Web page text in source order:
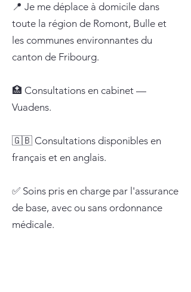
📍 Je me déplace à domicile dans
toute la région de Romont, Bulle et
les communes environnantes du
canton de Fribourg.
🏥 Consultations en cabinet —
Vuadens.
🇬🇧 Consultations disponibles en
français et en anglais.
✅ Soins pris en charge par l'assurance
de base, avec ou sans ordonnance
médicale.